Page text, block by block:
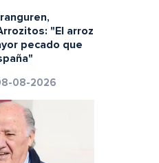
"El arroz
pecado que
08-2026